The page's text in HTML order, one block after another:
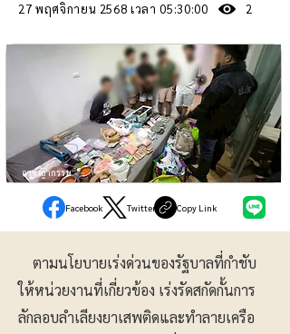
27 พฤศจิกายน 2568 เวลา 05:30:00 2
อาชญากรรม
Facebook Twitter Copy Link
ตามนโยบายเร่งด่วนของรัฐบาลที่กำชับ
ให้หน่วยงานที่เกี่ยวข้อง เร่งรัดสกัดกั้นการ
ลักลอบลำเลียงยาเสพติดและทำลายเครือ